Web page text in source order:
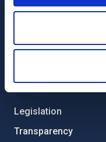
Legislation
Transparency